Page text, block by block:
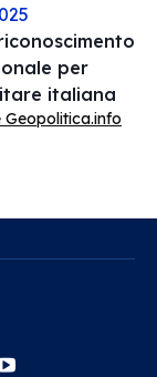
per
italiana
Geopolitica.info